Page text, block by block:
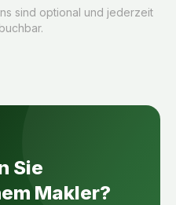
sind optional und jederzeit
Sie
Makler?